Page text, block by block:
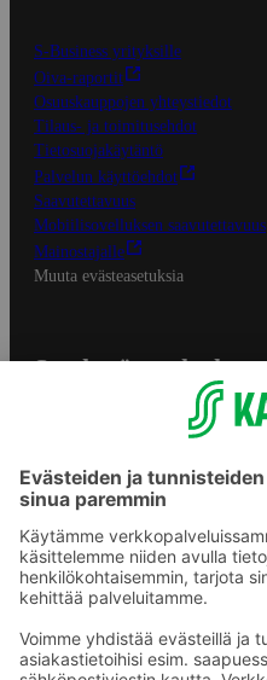
S-Business yrityksille
Oiva-raportit
Osuuskauppojen yhteystiedot
Tilaus- ja toimitusehdot
Tietosuojakäytäntö
Palvelun käyttöehdot
Saavutettavuus
Mobiilisovelluksen saavutettavuus
Mainostajalle
Muuta evästeasetuksia
S-ryhmän palvelut
Yhteishyvä Ruoka -sovellus
Prisma.fi
Sokos.fi
S-Pankki
Sokos Hotels